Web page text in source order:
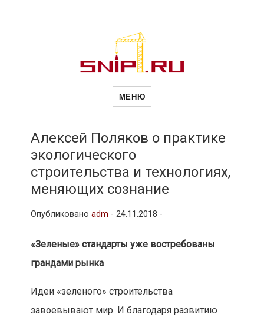
Новости
и
рубрики
МЕНЮ
Алексей Поляков о практике
экологического
строительства и технологиях,
меняющих сознание
Опубликовано adm - 24.11.2018 -
«Зеленые» стандарты уже востребованы
грандами рынка
Идеи «зеленого» строительства
завоевывают мир. И благодаря развитию